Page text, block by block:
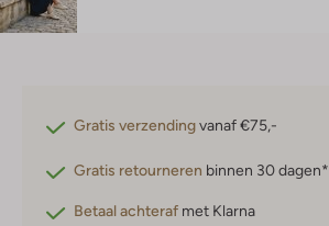
Gratis verzendingvanaf €75,-
Gratis retourneren binnen 30 dagen*
Betaal achteraf met Klarna